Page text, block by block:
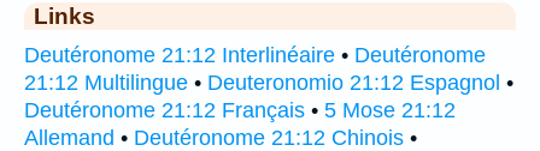
Links
Deutéronome 21:12 Interlinéaire • Deutéronome
21:12 Multilingue • Deuteronomio 21:12 Espagnol •
Deutéronome 21:12 Français • 5 Mose 21:12
Allemand • Deutéronome 21:12 Chinois •